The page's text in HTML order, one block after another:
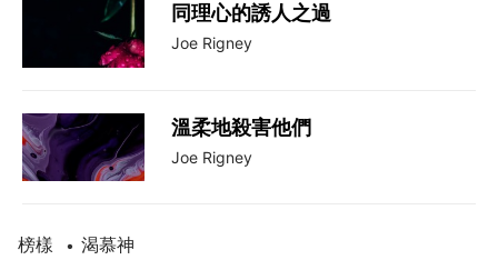
同理心的誘人之過
Joe Rigney
溫柔地殺害他們
Joe Rigney
榜樣 • 渴慕神